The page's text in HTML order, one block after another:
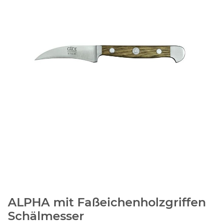
ALPHA mit Faßeichenholzgriffen
Schälmesser